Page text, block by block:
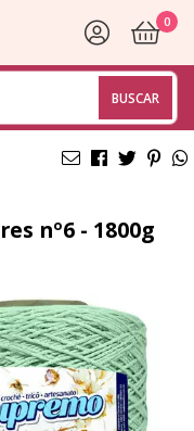
BUSCAR
0
nº6 - 1800g